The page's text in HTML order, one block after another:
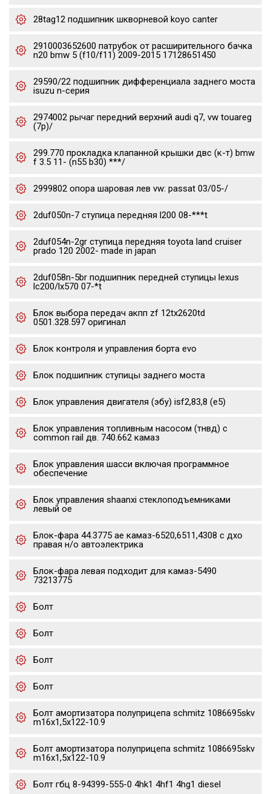
28tag12 подшипник шкворневой koyo canter
2910003652600 патрубок от расширительного бачка
n20 bmw 5 (f10/f11) 2009-2015 17128651450
29590/22 подшипник дифференциала заднего моста
isuzu n-серия
2974002 рычаг передний верхний audi q7, vw touareg
(7p)/
299.770 прокладка клапанной крышки двс (к-т) bmw
f 3.5 11- (n55 b30) ***/
2999802 опора шаровая лев vw: passat 03/05-/
2duf050n-7 ступица передняя l200 08-***t
2duf054n-2gr ступица передняя toyota land cruiser
prado 120 2002- made in japan
2duf058n-5br подшипник передней ступицы lexus
lc200/lx570 07-*t
Блок выбора передач акпп zf 12tx2620td
0501.328.597 оригинал
Блок контроля и управления борта evo
Блок подшипник ступицы заднего моста
Блок управления двигателя (эбу) isf2,83,8 (е5)
Блок управления топливным насосом (тнвд) с
common rail дв. 740.662 камаз
Блок управления шасси включая программное
обеспечение
Блок управления shaanxi стеклоподъемниками
левый oe
Блок-фара 44.3775 ae камаз-6520,6511,4308 с дхо
правая н/о автоэлектрика
Блок-фара левая подходит для камаз-5490
73213775
Болт
Болт
Болт
Болт
Болт амортизатора полуприцепа schmitz 1086695skv
m16x1,5х122-10.9
Болт амортизатора полуприцепа schmitz 1086695skv
m16x1,5х122-10.9
Болт гбц 8-94399-555-0 4hk1 4hf1 4hg1 diesel